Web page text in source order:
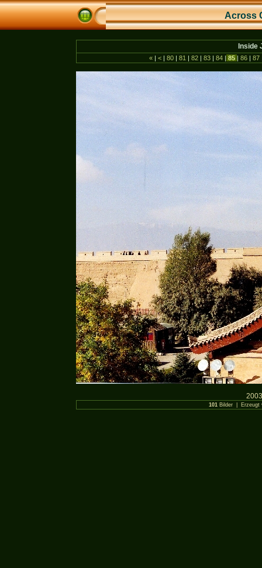
Across
Inside
« | < | 80 | 81 | 82 | 83 | 84 | 85 | 86 | 87
101Bilder | Erzeugt